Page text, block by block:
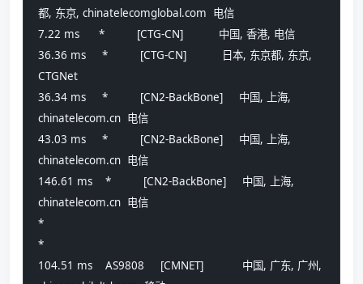
都, 东京, chinatelecomglobal.com  电信
7.22 ms      *          [CTG-CN]           中国, 香港, 电信
36.36 ms     *          [CTG-CN]           日本, 东京都, 东京,
CTGNet
36.34 ms     *          [CN2-BackBone]     中国, 上海,
chinatelecom.cn  电信
43.03 ms     *          [CN2-BackBone]     中国, 上海,
chinatelecom.cn  电信
146.61 ms    *          [CN2-BackBone]     中国, 上海,
chinatelecom.cn  电信
*
*
104.51 ms    AS9808     [CMNET]            中国, 广东, 广州,